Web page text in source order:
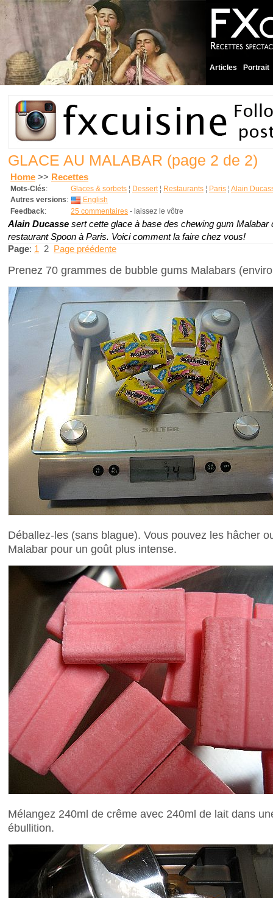
Articles Portrait
GLACE AU MALABAR (page 2 de 2)
Home >> Recettes
Mots-Clés: Glaces & sorbets ¦ Dessert¦ Restaurants ¦ Paris ¦ Alain
Autres versions:
English
Feedback: 25 commentaires - laissez le vôtre
Alain Ducasse sert cette glace à base des chewing gum Malabar
restaurant Spoon à Paris. Voici comment la faire chez vous!
Page: 1 2 Page préédente
Prenez 70 grammes de bubble gums Malabars
Déballez-les (sans blague). Vous pouvez les hâcher
Malabar pour un goût plus intense.
Mélangez 240ml de crême avec 240ml de lait dans
ébullition.